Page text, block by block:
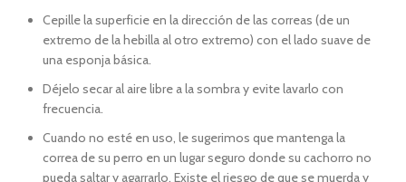
Cepille la superficie en la dirección de las correas (de un
extremo de la hebilla al otro extremo) con el lado suave de
una esponja básica.
Déjelo secar al aire libre a la sombra y evite lavarlo con
frecuencia.
Cuando no esté en uso, le sugerimos que mantenga la
correa de su perro en un lugar seguro donde su cachorro no
pueda saltar y agarrarlo. Existe el riesgo de que se muerda y